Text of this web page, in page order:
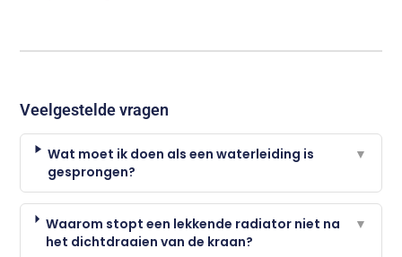
Veelgestelde vragen
Wat moet ik doen als een waterleiding is
gesprongen?
▼
Waarom stopt een lekkende radiator niet na
het dichtdraaien van de kraan?
▼